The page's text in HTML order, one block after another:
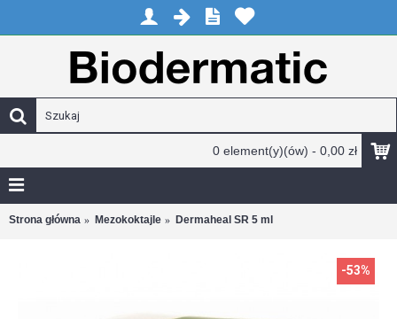
0 element(y)(ów) - 0,00 zł
Strona główna Mezokoktajle Dermaheal SR 5 ml
-53%